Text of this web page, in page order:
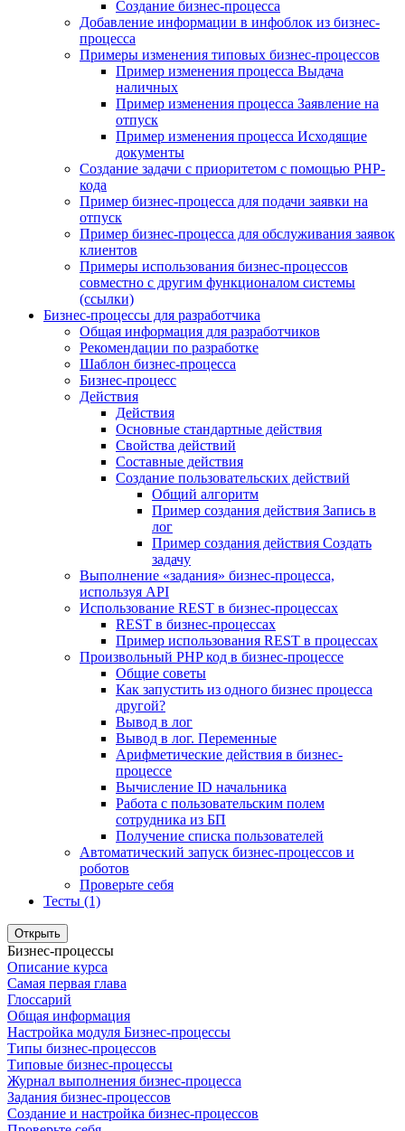
Создание бизнес-процесса
Добавление информации в инфоблок из бизнес-
процесса
Примеры изменения типовых бизнес-процессов
Пример изменения процесса Выдача
наличных
Пример изменения процесса Заявление на
отпуск
Пример изменения процесса Исходящие
документы
Создание задачи с приоритетом с помощью PHP-
кода
Пример бизнес-процесса для подачи заявки на
отпуск
Пример бизнес-процесса для обслуживания заявок
клиентов
Примеры использования бизнес-процессов
совместно с другим функционалом системы
(ссылки)
Бизнес-процессы для разработчика
Общая информация для разработчиков
Рекомендации по разработке
Шаблон бизнес-процесса
Бизнес-процесс
Действия
Действия
Основные стандартные действия
Свойства действий
Составные действия
Создание пользовательских действий
Общий алгоритм
Пример создания действия Запись в
лог
Пример создания действия Создать
задачу
Выполнение «задания» бизнес-процесса,
используя API
Использование REST в бизнес-процессах
REST в бизнес-процессах
Пример использования REST в процессах
Произвольный PHP код в бизнес-процессе
Общие советы
Как запустить из одного бизнес процесса
другой?
Вывод в лог
Вывод в лог. Переменные
Арифметические действия в бизнес-
процессе
Вычисление ID начальника
Работа с пользовательским полем
сотрудника из БП
Получение списка пользователей
Автоматический запуск бизнес-процессов и
роботов
Проверьте себя
Тесты (1)
Открыть
Бизнес-процессы
Описание курса
Самая первая глава
Глоссарий
Общая информация
Настройка модуля Бизнес-процессы
Типы бизнес-процессов
Типовые бизнес-процессы
Журнал выполнения бизнес-процесса
Задания бизнес-процессов
Создание и настройка бизнес-процессов